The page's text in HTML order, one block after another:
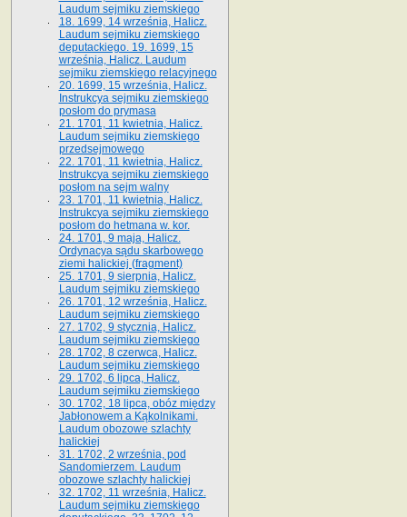
Laudum sejmiku ziemskiego
18. 1699, 14 września, Halicz.
Laudum sejmiku ziemskiego
deputackiego. 19. 1699, 15
września, Halicz. Laudum
sejmiku ziemskiego relacyjnego
20. 1699, 15 września, Halicz.
Instrukcya sejmiku ziemskiego
posłom do prymasa
21. 1701, 11 kwietnia, Halicz.
Laudum sejmiku ziemskiego
przedsejmowego
22. 1701, 11 kwietnia, Halicz.
Instrukcya sejmiku ziemskiego
posłom na sejm walny
23. 1701, 11 kwietnia, Halicz.
Instrukcya sejmiku ziemskiego
posłom do hetmana w. kor.
24. 1701, 9 maja, Halicz.
Ordynacya sądu skarbowego
ziemi halickiej (fragment)
25. 1701, 9 sierpnia, Halicz.
Laudum sejmiku ziemskiego
26. 1701, 12 września, Halicz.
Laudum sejmiku ziemskiego
27. 1702, 9 stycznia, Halicz.
Laudum sejmiku ziemskiego
28. 1702, 8 czerwca, Halicz.
Laudum sejmiku ziemskiego
29. 1702, 6 lipca, Halicz.
Laudum sejmiku ziemskiego
30. 1702, 18 lipca, obóz między
Jabłonowem a Kąkolnikami.
Laudum obozowe szlachty
halickiej
31. 1702, 2 września, pod
Sandomierzem. Laudum
obozowe szlachty halickiej
32. 1702, 11 września, Halicz.
Laudum sejmiku ziemskiego